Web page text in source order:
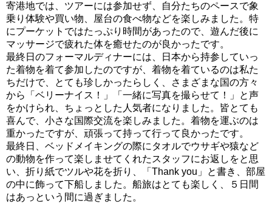
寄港地では、ツアーには参加せず、自分たちのペースで象
乗り体験や買い物、屋台の食べ物などを楽しみました。特
にプーケットではたっぷり時間があったので、遊んだ後に
マッサージで疲れた体を癒せたのが良かったです。
最終日のフォーマルディナーには、日本から持参していっ
た着物を着て参加したのですが、着物を着ているのは私た
ちだけで、とても珍しかったらしく、さまざまな国の方々
から「ベリーナイス！」「一緒に写真を撮らせて！」と声
をかけられ、ちょっとした人気者になりました。皆とても
喜んで、小さな国際交流を楽しみました。着物を運ぶのは
重かったですが、頑張って持って行って良かったです。
最終日、ベッドメイキングの際にタオルでウサギや猿など
の動物を作って楽しませてくれたスタッフにお返しをと思
い、折り紙でツルや花を折り、「Thank you」と書き、部屋
の中に飾って下船しました。船旅はとても楽しく、５日間
はあっという間に過ぎました。